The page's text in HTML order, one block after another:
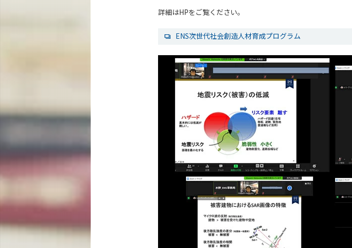
詳細はHPをご覧ください。
ENS次世代社会創造人材育成プログラム